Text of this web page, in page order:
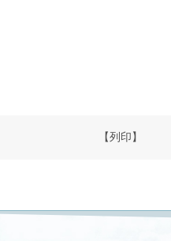
【列印】